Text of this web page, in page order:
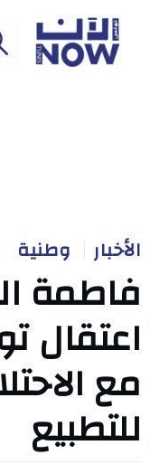
الأخبار وطنية
فاطمة
اعتقال
مع
للتطبيع